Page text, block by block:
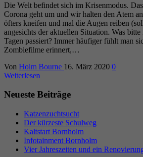
Die Welt befindet sich im Krisenmodus.
Corona geht um und wir halten den Atem
öfters kneifen und mal die Augen reiben
angesichts der aktuellen Situation. Was
Tagen passiert? Immer häufiger fühlt man
Zombiefilme erinnert,…
Von Holm Bourne 16. März 2020 0
Weiterlesen
Neueste Beiträge
Katzenzuchtsucht
Der kürzeste Schulweg
Kaltstart Bornholm
Infotainment Bornholm
Vier Jahreszeiten und ein